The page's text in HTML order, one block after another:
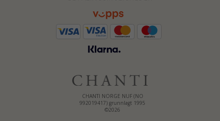
CHANTI NORGE NUF (NO
992019417) grunnlagt 1995
©2026